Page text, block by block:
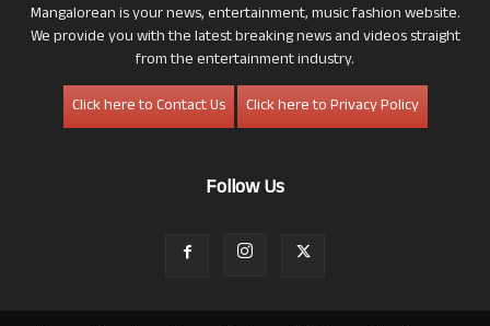
Mangalorean is your news, entertainment, music fashion website.
We provide you with the latest breaking news and videos straight
from the entertainment industry.
Click here to Contact Us
Click here to Privacy Policy
Follow Us